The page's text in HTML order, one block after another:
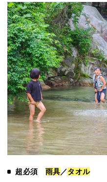
超必須 雨具／タオル